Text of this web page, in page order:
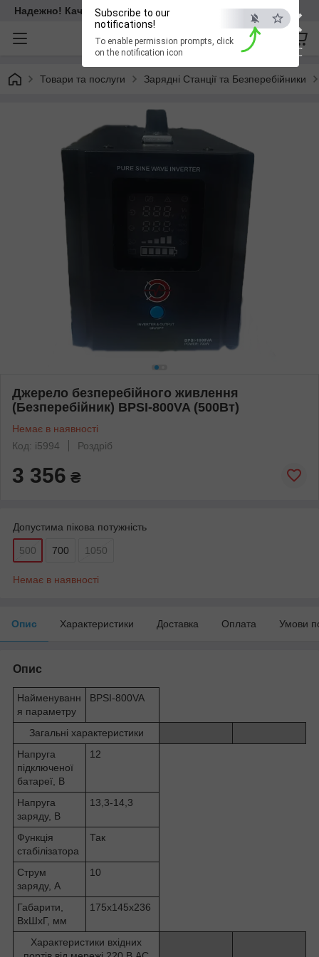
×
ESC
Subscribe to our
notifications!
To enable permission prompts, click
on the notification icon
Надежно! Качественно! Для всех!
Товари та послуги Зарядні Станції та Безперебійники
Джерело безперебійного живлення
(Безперебійник) BPSI-800VA (500Вт)
Немає в наявності
Код: i5994
Роздріб
3 356 ₴
Допустима пікова потужність
500 700 1050
Немає в наявності
Опис Характеристики Доставка Оплата Умови
Опис
Найменуванн
я параметру
BPSI-800VA
Загальні характеристики
Напруга
підключеної
батареї, В
12
Напруга
заряду, В
13,3-14,3
Функція
стабілізатора
Так
Струм
заряду, А
10
Габарити,
ВхШхГ, мм
175х145х236
Характеристики вхідних